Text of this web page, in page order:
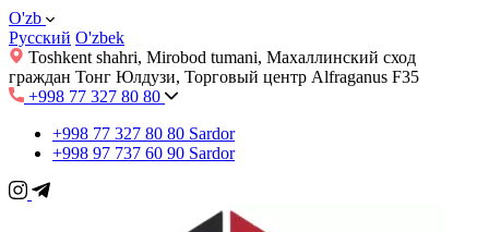
O'zb
Русский O'zbek
Toshkent shahri, Mirobod tumani, Махаллинский сход
граждан Тонг Юлдузи, Торговый центр Alfraganus F35
+998 77 327 80 80
+998 77 327 80 80 Sardor
+998 97 737 60 90 Sardor